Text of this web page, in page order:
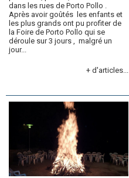
dans les rues de Porto Pollo .
Après avoir goûtés les enfants et
les plus grands ont pu profiter de
la Foire de Porto Pollo qui se
déroule sur 3 jours , malgré un
jour...
+ d'articles...